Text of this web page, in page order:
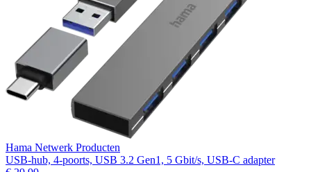
Hama Netwerk Producten
USB-hub, 4-poorts, USB 3.2 Gen1, 5 Gbit/s, USB-C adapter